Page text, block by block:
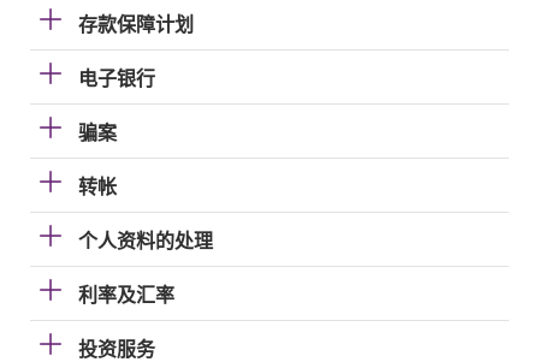
存款保障计划
电子银行
骗案
转帐
个人资料的处理
利率及汇率
投资服务